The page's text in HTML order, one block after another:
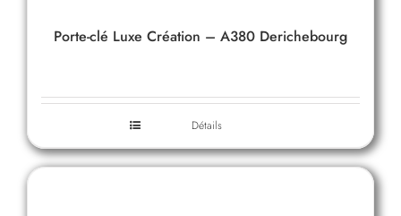
Porte-clé Luxe Création – A380 Derichebourg
Détails